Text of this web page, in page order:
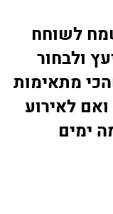
לשוחח
ולבחור
מתאימות
לאירוע
ימים